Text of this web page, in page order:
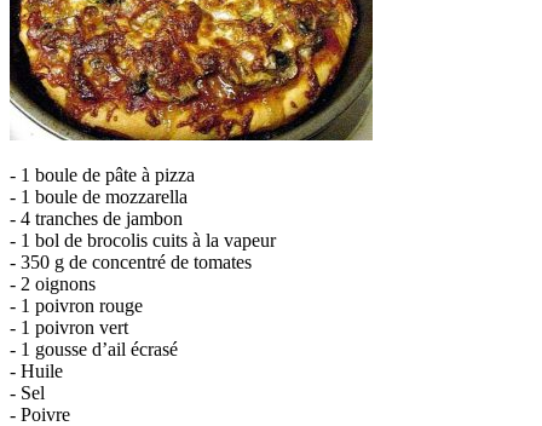
- 1 boule de pâte à pizza
- 1 boule de mozzarella
- 4 tranches de jambon
- 1 bol de brocolis cuits à la vapeur
- 350 g de concentré de tomates
- 2 oignons
- 1 poivron rouge
- 1 poivron vert
- 1 gousse d’ail écrasé
- Huile
- Sel
- Poivre